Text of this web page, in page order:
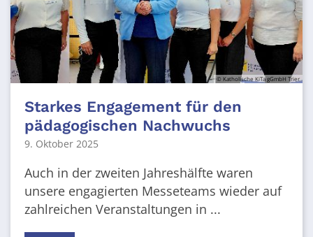
© Katholische KiTa gGmbH Trier
Starkes Engagement für den
pädagogischen Nachwuchs
9. Oktober 2025
Auch in der zweiten Jahreshälfte waren
unsere engagierten Messeteams wieder auf
zahlreichen Veranstaltungen in ...